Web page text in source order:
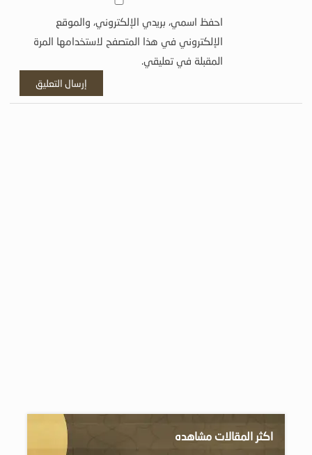
احفظ اسمي، بريدي الإلكتروني، والموقع
الإلكتروني في هذا المتصفح لاستخدامها المرة
المقبلة في تعليقي.
اكثر المقالات مشاهده